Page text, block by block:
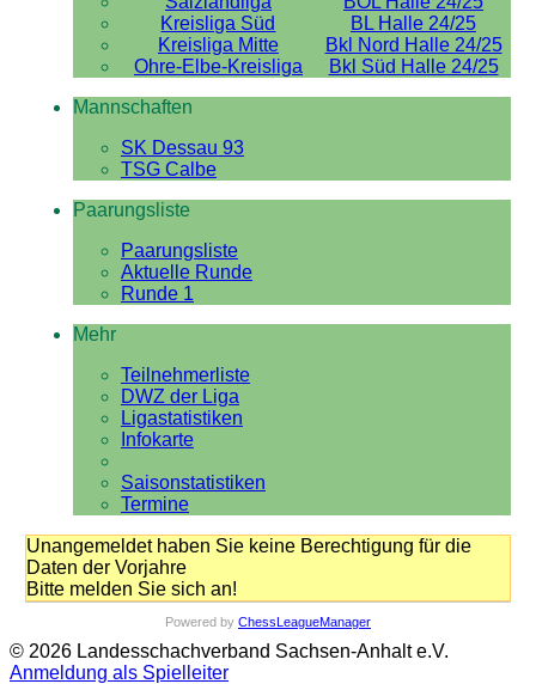
Kreisliga Süd
BL Halle 24/25
Kreisliga Mitte
Bkl Nord Halle 24/25
Ohre-Elbe-Kreisliga
Bkl Süd Halle 24/25
Mannschaften
SK Dessau 93
TSG Calbe
Paarungsliste
Paarungsliste
Aktuelle Runde
Runde 1
Mehr
Teilnehmerliste
DWZ der Liga
Ligastatistiken
Infokarte
Saisonstatistiken
Termine
Unangemeldet haben Sie keine Berechtigung für die
Daten der Vorjahre
Bitte melden Sie sich an!
Powered by ChessLeagueManager
© 2026 Landesschachverband Sachsen-Anhalt e.V.
Anmeldung als Spielleiter